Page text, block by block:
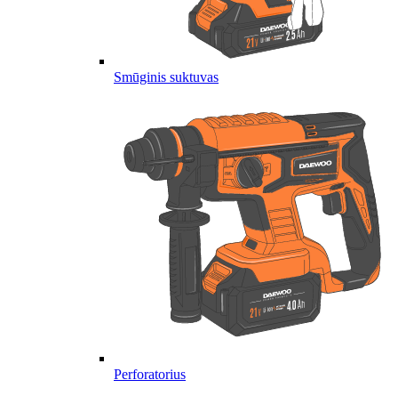
Smūginis suktuvas
Perforatorius